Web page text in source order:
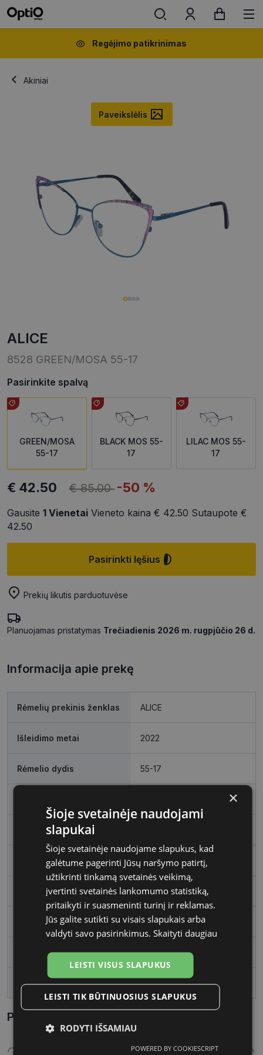
Regėjimo patikrinimas
Akiniai
Paveikslėlis
ALICE
8528 GREEN/MOSA 55-17
Pasirinkite spalvą
GREEN/MOSA
55-17
BLACK MOS 55-
17
LILAC MOS 55-
17
€ 42.50 € 85.00 -50 %
Gausite 1 Vienetai Vieneto kaina € 42.50 Sutaupote €
42.50
Pasirinkti lęšius
Prekių likutis parduotuvėse
Planuojamas pristatymas Trečiadienis 2026 m. rugpjūčio 26 d.
Informacija apie prekę
Rėmelių prekinis ženklas ALICE
Išleidimo metai 2022
Rėmelio dydis 55-17
Rėmelio spalva
Rėmelio tipas Metalas
Rėmelio forma Stačiakampis
Vartotojų grupė Moterims
Lęšio plotis 55
Tarpnosės plotis, mm 17
Parametrai Kaip sužinoti savo akinių dydį?
×
Šioje svetainėje naudojami
slapukai
Šioje svetainėje naudojame slapukus, kad
galėtume pagerinti Jūsų naršymo patirtį,
užtikrinti tinkamą svetainės veikimą,
įvertinti svetainės lankomumo statistiką,
pritaikyti ir suasmeninti turinį ir reklamas.
Jūs galite sutikti su visais slapukais arba
valdyti savo pasirinkimus. Skaityti daugiau
LEISTI VISUS SLAPUKUS
LEISTI TIK BŪTINUOSIUS SLAPUKUS
RODYTI IŠSAMIAU
POWERED BY COOKIESCRIPT